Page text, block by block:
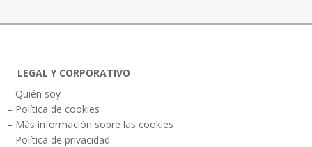
LEGAL Y CORPORATIVO
– Quién soy
– Política de cookies
– Más información sobre las cookies
– Política de privacidad